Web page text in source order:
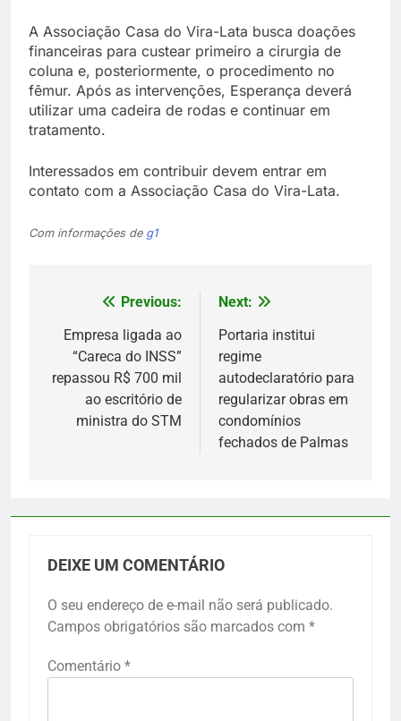
A Associação Casa do Vira-Lata busca doações
financeiras para custear primeiro a cirurgia de
coluna e, posteriormente, o procedimento no
fêmur. Após as intervenções, Esperança deverá
utilizar uma cadeira de rodas e continuar em
tratamento.
Interessados em contribuir devem entrar em
contato com a Associação Casa do Vira-Lata.
Com informações de g1
Navegação
de
Post
Previous:
Empresa ligada ao
“Careca do INSS”
repassou R$ 700 mil
ao escritório de
ministra do STM
Next:
Portaria institui
regime
autodeclaratório para
regularizar obras em
condomínios
fechados de Palmas
DEIXE UM COMENTÁRIO
O seu endereço de e-mail não será publicado.
Campos obrigatórios são marcados com *
Comentário *